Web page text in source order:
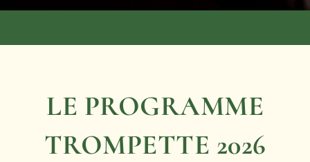
LE PROGRAMME
TROMPETTE 2026